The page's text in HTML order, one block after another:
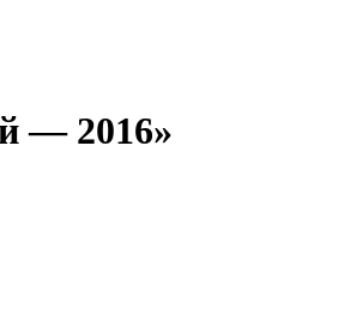
— 2016»